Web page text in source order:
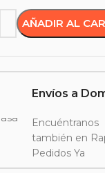
AÑADIR AL
Envíos a
Encuéntranos
también en
Pedidos Ya